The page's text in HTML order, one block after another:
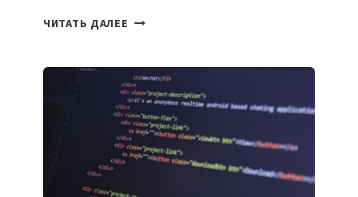
ЧИТАТЬ ДАЛЕЕ ТАСК-
ПОЛЕЗНЫХ
ИНСТРУМЕНТОВ
ДЛЯ
РАБОТЫ